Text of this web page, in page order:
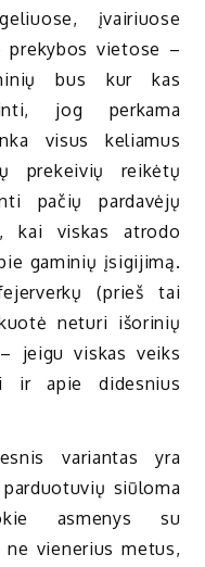
įvairiuose
prekybos vietose –
bus kur kas
jog perkama
visus keliamus
prekeivių reikėtų
pačių pardavėjų
kai viskas atrodo
gaminių įsigijimą.
(prieš tai
neturi išorinių
jeigu viskas veiks
ir apie didesnius
variantas yra
siūloma
asmenys su
ne vienerius metus,